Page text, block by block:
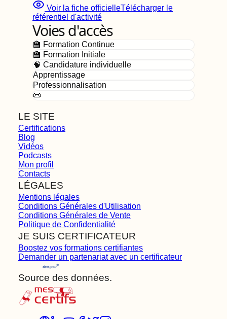
Voir la fiche officielleTélécharger le
référentiel d'activité
Voies d'accès
🏫 Formation Continue
🏫 Formation Initiale
🧠 Candidature individuelle
Apprentissage
Professionnalisation
📜
LE SITE
Certifications
Blog
Vidéos
Podcasts
Mon profil
Contacts
LÉGALES
Mentions légales
Conditions Générales d'Utilisation
Conditions Générales de Vente
Politique de Confidentialité
JE SUIS CERTIFICATEUR
Boostez vos formations certifiantes
Demander un partenariat avec un certificateur
Source des données.